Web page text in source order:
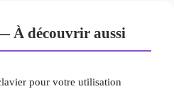
À découvrir aussi
pour votre utilisation